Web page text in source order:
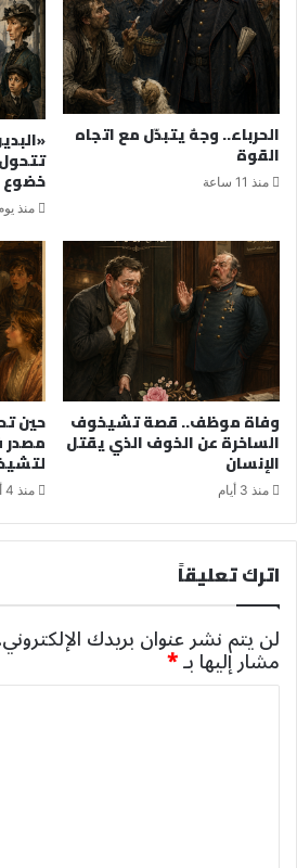
الحرباء.. وجهٌ يتبدّل مع اتجاه
القوة
منذ 11 ساعة خضوع
منذ
وفاة موظف.. قصة تشيخوف
الساخرة عن الخوف الذي يقتل
الإنسان
منذ 3 أيام
حين
مصدر
منذ 4 أيام
اترك تعليقاً
لن يتم نشر عنوان بريدك الإلكتروني.
مشار إليها بـ*